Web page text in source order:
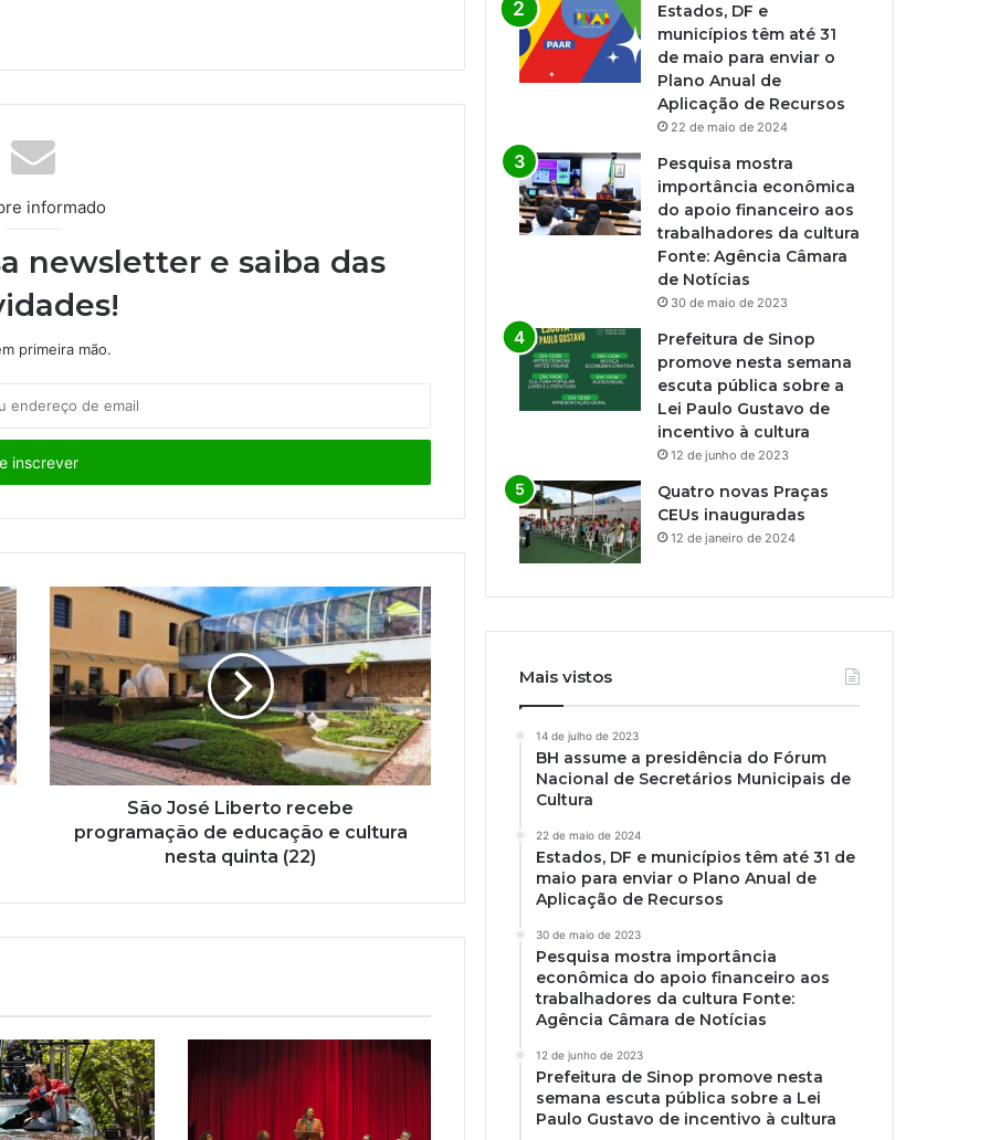
informado
newsletter e saiba das
primeira mão.
São José Liberto recebe
programação de educação e cultura
nesta quinta (22)
Estados, DF e
municípios têm até 31
de maio para enviar o
Plano Anual de
Aplicação de Recursos
22 de maio de 2024
Pesquisa mostra
importância econômica
do apoio financeiro aos
trabalhadores da cultura
Fonte: Agência Câmara
de Notícias
30 de maio de 2023
Prefeitura de Sinop
promove nesta semana
escuta pública sobre a
Lei Paulo Gustavo de
incentivo à cultura
12 de junho de 2023
Quatro novas Praças
CEUs inauguradas
12 de janeiro de 2024
Mais vistos
14 de julho de 2023
BH assume a presidência do Fórum
Nacional de Secretários Municipais de
Cultura
22 de maio de 2024
Estados, DF e municípios têm até 31 de
maio para enviar o Plano Anual de
Aplicação de Recursos
30 de maio de 2023
Pesquisa mostra importância
econômica do apoio financeiro aos
trabalhadores da cultura Fonte:
Agência Câmara de Notícias
12 de junho de 2023
Prefeitura de Sinop promove nesta
semana escuta pública sobre a Lei
Paulo Gustavo de incentivo à cultura